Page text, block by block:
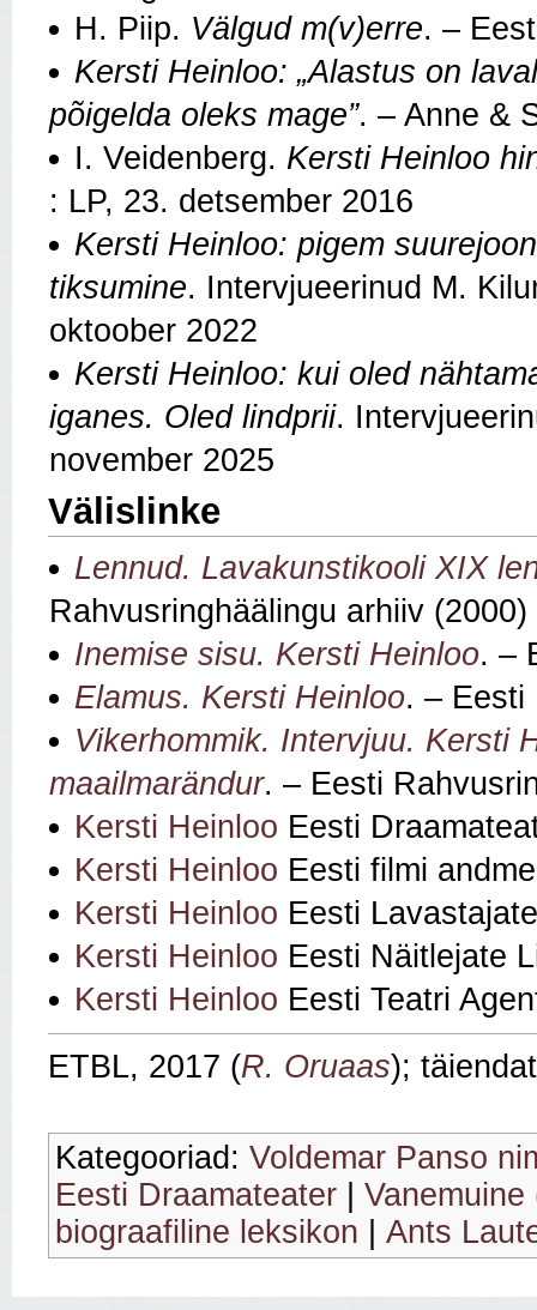
H. Piip. Välgud m(v)erre. –
Kersti Heinloo: „Alastus on
põigelda oleks mage”. – Anne &
I. Veidenberg. Kersti Heinloo
: LP, 23. detsember 2016
Kersti Heinloo: pigem
tiksumine. Intervjueerinud M.
oktoober 2022
Kersti Heinloo: kui oled
iganes. Oled lindprii.
november 2025
Välislinke
Lennud. Lavakunstikooli XIX
Rahvusringhäälingu arhiiv (2000)
Inemise sisu. Kersti Heinloo. –
Elamus. Kersti Heinloo. – Eesti
Vikerhommik. Intervjuu. Kersti
maailmarändur. – Eesti
Kersti Heinloo Eesti
Kersti Heinloo Eesti filmi
Kersti Heinloo Eesti
Kersti Heinloo Eesti Näitlejate
Kersti Heinloo Eesti Teatri
ETBL, 2017 (R. Oruaas);
Kategooriad: Voldemar Panso
Eesti Draamateater
Vanemuine
biograafiline leksikon
Ants